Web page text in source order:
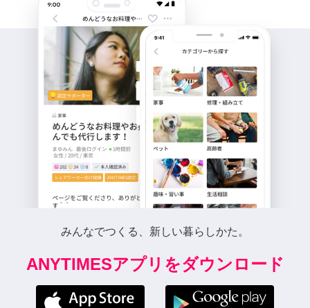
みんなでつくる、新しい暮らしかた。
ANYTIMESアプリをダウンロード